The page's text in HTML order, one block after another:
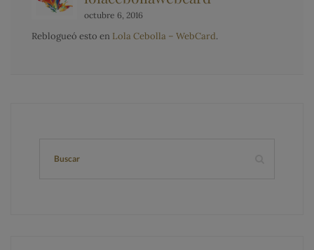
octubre 6, 2016
Reblogueó esto en Lola Cebolla – WebCard.